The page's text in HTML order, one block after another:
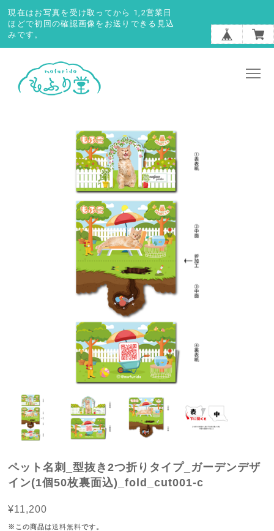
現在はお写真を受け取ってから 1,2営業日
ほどで初回の確認画像をお送りできる見込
みです。
ペット名刺_型抜き2つ折りタイプ_ガーデンデザ
イン(1個50枚裏面込)_fold_cut001-c
¥11,200
※この商品は送料無料です。